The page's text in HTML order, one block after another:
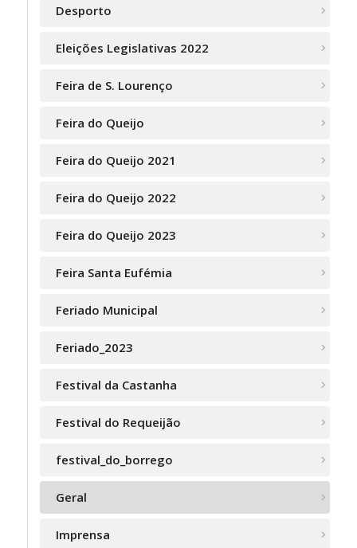
Desporto
Eleições Legislativas 2022
Feira de S. Lourenço
Feira do Queijo
Feira do Queijo 2021
Feira do Queijo 2022
Feira do Queijo 2023
Feira Santa Eufémia
Feriado Municipal
Feriado_2023
Festival da Castanha
Festival do Requeijão
festival_do_borrego
Geral
Imprensa